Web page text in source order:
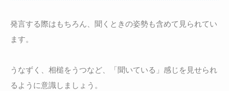
発言する際はもちろん、聞くときの姿勢も含めて見られてい
ます。
うなずく、相槌をうつなど、「聞いている」感じを見せられ
るように意識しましょう。